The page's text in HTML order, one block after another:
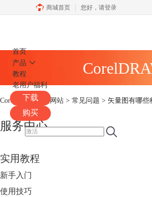
商城首页 您好， 请登录
首页
产品
教程
老用户福利
下载
购买
CorelDRAW中文网站 > 常见问题 > 矢量图有哪些
服务中心
实用教程
新手入门
使用技巧